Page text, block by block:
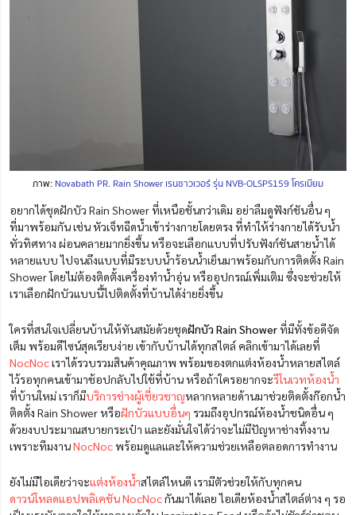
ภาพ: Novabath PR. Rain Shower เรนชาวเวอร์ รุ่น NVB-OLSPS159 โครเมียม
อยากได้ชุดฝักบัว Rain Shower ที่เหนือชั้นกว่าเดิม อย่าลืมดูฟังก์ชันอื่น ๆ
ที่มาพร้อมกัน เช่น หัวเจ็ทฉีดน้ำเข้าร่างกายโดยตรง ที่ทำให้ร่างกายได้รับน้ำ
ทั่วทิศทาง ผ่อนคลายมากยิ่งขึ้น หรือจะเลือกแบบที่ปรับฟังก์ชันสายน้ำได้
หลายแบบ ไปจนถึงแบบที่มีระบบน้ำร้อนน้ำเย็นมาพร้อมกับการติดตั้ง Rain
Shower โดยไม่ต้องติดตั้งเครื่องทำน้ำอุ่น หรืออุปกรณ์เพิ่มเติม ซึ่งจะช่วยให้
เราเลือกฝักบัวแบบนี้ไปติดตั้งที่บ้านได้ง่ายยิ่งขึ้น
ใครที่สนใจเปลี่ยนบ้านให้ทันสมัยด้วยชุดฝักบัว Rain Showerที่มีทั้งข้อดีจัด
เต็ม พร้อมดีไซน์สุดเรียบง่าย เข้ากับบ้านได้ทุกสไตล์ คลิกเข้ามาได้เลยที่
NocNocเราได้รวบรวมสินค้าคุณภาพ พร้อมของตกแต่งห้องน้ำหลายสไตล์
ไว้รอทุกคนเข้ามาช้อปกลับไปใช้ที่บ้าน หรือถ้าใครอยากจะรีโนเวทห้องน้ำ
ที่บ้านใหม่ เราก็มีบริการช่างผู้เชี่ยวชาญหลากหลายด้านมาช่วยติดตั้งก๊อกน้ำ
ติดตั้ง Rain Shower หรือฝักบัวแบบอื่นๆ รวมถึงอุปกรณ์ห้องน้ำชนิดอื่น ๆ
ด้วยงบประมาณสบายกระเป๋า และยังมั่นใจได้ว่าจะไม่มีปัญหาช่างทิ้งงาน
เพราะทีมงานNocNocพร้อมดูแลและให้ความช่วยเหลือตลอดการทำงาน
ยังไม่มีไอเดียว่าจะแต่งห้องน้ำสไตล์ไหนดี เรามีตัวช่วยให้กับทุกคน
ดาวน์โหลดแอปพลิเคชัน NocNocกันมาได้เลย ไอเดียห้องน้ำสไตล์ต่าง ๆ รอ